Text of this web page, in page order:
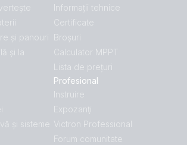
și panouri
și la
și sisteme
Informații tehnice
Certificate
Broșuri
Calculator MPPT
Lista de prețuri
Profesional
Instruire
Expozanţi
Victron Professional
Forum comunitate